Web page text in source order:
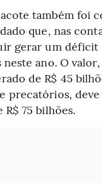
também foi
que, nas
gerar um déficit
neste ano. O
de R$ 45
precatórios,
75 bilhões.